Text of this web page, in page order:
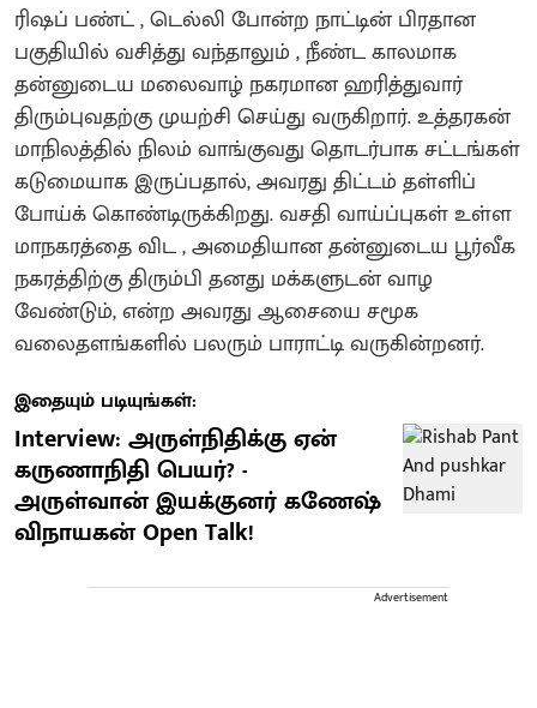
ரிஷப் பண்ட் , டெல்லி போன்ற நாட்டின் பிரதான
பகுதியில் வசித்து வந்தாலும் , நீண்ட காலமாக
தன்னுடைய மலைவாழ் நகரமான ஹரித்துவார்
திரும்புவதற்கு முயற்சி செய்து வருகிறார். உத்தரகன்
மாநிலத்தில் நிலம் வாங்குவது தொடர்பாக சட்டங்கள்
கடுமையாக இருப்பதால், அவரது திட்டம் தள்ளிப்
போய்க் கொண்டிருக்கிறது. வசதி வாய்ப்புகள் உள்ள
மாநகரத்தை விட , அமைதியான தன்னுடைய பூர்வீக
நகரத்திற்கு திரும்பி தனது மக்களுடன் வாழ
வேண்டும், என்ற அவரது ஆசையை சமூக
வலைதளங்களில் பலரும் பாராட்டி வருகின்றனர்.
இதையும் படியுங்கள்:
Interview: அருள்நிதிக்கு ஏன்
கருணாநிதி பெயர்? -
அருள்வான் இயக்குனர் கணேஷ்
விநாயகன் Open Talk!
Advertisement